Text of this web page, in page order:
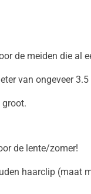
de meiden die al
van ongeveer 3.5
groot.
de lente/zomer!
haarclip (maat